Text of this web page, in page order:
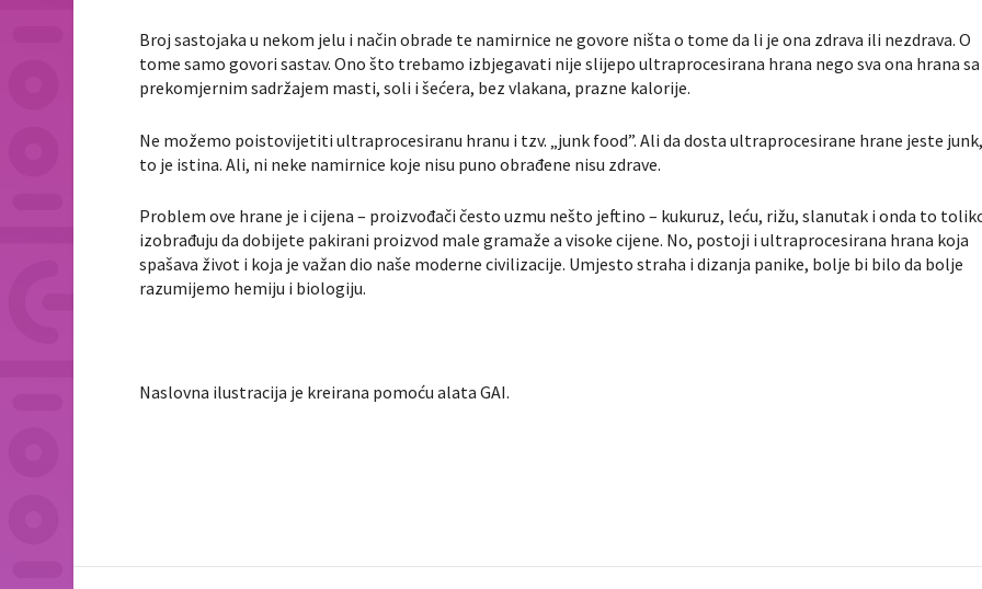
Broj sastojaka u nekom jelu i način obrade te namirnice ne govore ništa o tome da li je ona zdrava ili nezdrava. O
tome samo govori sastav. Ono što trebamo izbjegavati nije slijepo ultraprocesirana hrana nego sva ona hrana sa
prekomjernim sadržajem masti, soli i šećera, bez vlakana, prazne kalorije.
Ne možemo poistovijetiti ultraprocesiranu hranu i tzv. „junk food”. Ali da dosta ultraprocesirane hrane jeste
to je istina. Ali, ni neke namirnice koje nisu puno obrađene nisu zdrave.
Problem ove hrane je i cijena – proizvođači često uzmu nešto jeftino – kukuruz, leću, rižu, slanutak i onda to
izobrađuju da dobijete pakirani proizvod male gramaže a visoke cijene. No, postoji i ultraprocesirana hrana koja
spašava život i koja je važan dio naše moderne civilizacije. Umjesto straha i dizanja panike, bolje bi bilo da bolje
razumijemo hemiju i biologiju.
Naslovna ilustracija je kreirana pomoću alata GAI.